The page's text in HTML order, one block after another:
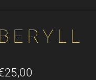
BERYLL
25,00